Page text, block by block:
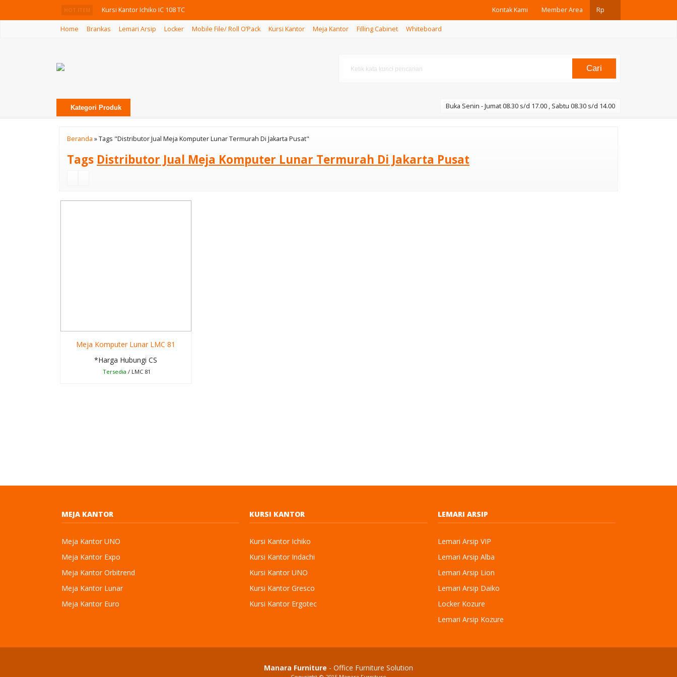
Kursi Kantor Ichiko IC 108 TC
Meja Cafe Ichiko ICT-15
Lemari Arsip Uno UST 2562 B
Kontak Kami Member Area Rp
Home Brankas Lemari Arsip Locker Mobile File/ Roll O’Pack Kursi Kantor Meja Kantor Filling Cabinet Whiteboard
Cari
Kategori Produk Buka Senin - Jumat 08.30 s/d 17.00 , Sabtu 08.30 s/d 14.00
Beranda »Tags "Distributor Jual Meja Komputer Lunar Termurah Di Jakarta Pusat"
Tags Distributor Jual Meja Komputer Lunar Termurah Di Jakarta Pusat
Meja Komputer Lunar LMC 81
*Harga Hubungi CS
Tersedia / LMC 81
MEJA KANTOR
Meja Kantor UNO
Meja Kantor Expo
Meja Kantor Orbitrend
Meja Kantor Lunar
Meja Kantor Euro
KURSI KANTOR
Kursi Kantor Ichiko
Kursi Kantor Indachi
Kursi Kantor UNO
Kursi Kantor Gresco
Kursi Kantor Ergotec
LEMARI ARSIP
Lemari Arsip VIP
Lemari Arsip Alba
Lemari Arsip Lion
Lemari Arsip Daiko
Locker Kozure
Lemari Arsip Kozure
Manara Furniture - Office Furniture Solution